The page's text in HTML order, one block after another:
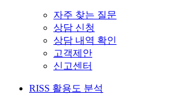
자주 찾는 질문
상담 신청
상담 내역 확인
고객제안
신고센터
RISS 활용도 분석